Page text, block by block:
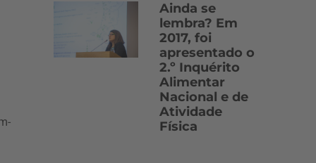
Ainda se
lembra? Em
2017, foi
apresentado o
2.º Inquérito
Alimentar
Nacional e de
Atividade
Física